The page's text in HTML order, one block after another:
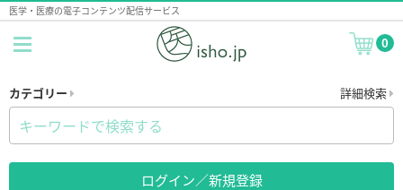
医学・医療の電子コンテンツ配信サービス
0
カテゴリー 詳細検索
ログイン／新規登録